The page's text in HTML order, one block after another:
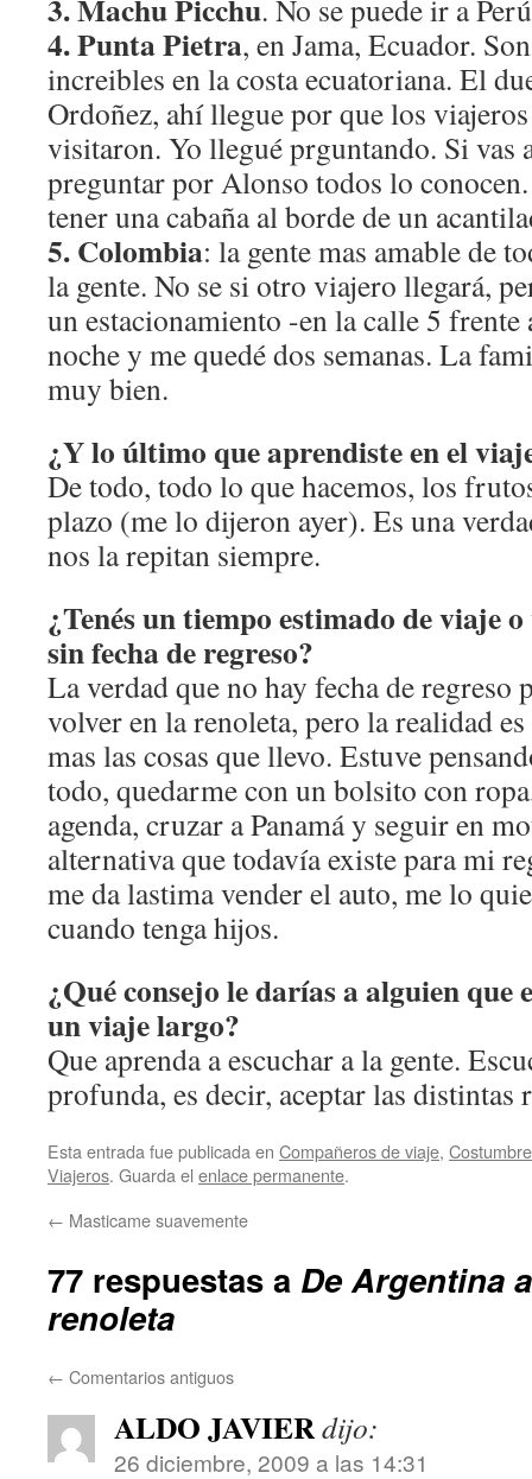
3. Machu Picchu. No se puede ir a
4. Punta Pietra, en Jama, Ecuador.
increibles en la costa ecuatoriana. El
Ordoñez, ahí llegue por que los
visitaron. Yo llegué prguntando. Si vas
preguntar por Alonso todos lo
tener una cabaña al borde de un
5. Colombia: la gente mas amable de
la gente. No se si otro viajero llegará,
un estacionamiento -en la calle 5
noche y me quedé dos semanas. La
muy bien.
¿Y lo último que aprendiste en el
De todo, todo lo que hacemos, los
plazo (me lo dijeron ayer). Es una
nos la repitan siempre.
¿Tenés un tiempo estimado de viaje
sin fecha de regreso?
La verdad que no hay fecha de regreso
volver en la renoleta, pero la realidad es
mas las cosas que llevo. Estuve
todo, quedarme con un bolsito con
agenda, cruzar a Panamá y seguir en
alternativa que todavía existe para mi
me da lastima vender el auto, me lo
cuando tenga hijos.
¿Qué consejo le darías a alguien que
un viaje largo?
Que aprenda a escuchar a la gente.
profunda, es decir, aceptar las distintas
Esta entrada fue publicada en Compañeros de viaje,
Viajeros. Guarda el enlace permanente.
← Masticame suavemente
77 respuestas a De Argentina
renoleta
← Comentarios antiguos
ALDO JAVIERdijo:
26 diciembre, 2009 a las 14:31